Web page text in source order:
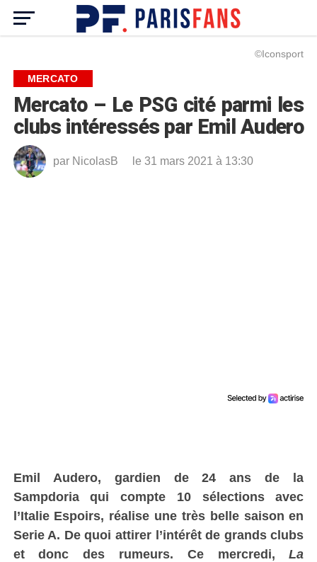
©Iconsport
MERCATO
Mercato – Le PSG cité parmi les
clubs intéressés par Emil Audero
par NicolasB le 31 mars 2021 à 13:30
Emil Audero, gardien de 24 ans de la
Sampdoria qui compte 10 sélections avec
l’Italie Espoirs, réalise une très belle saison en
Serie A. De quoi attirer l’intérêt de grands clubs
et donc des rumeurs. Ce mercredi,La